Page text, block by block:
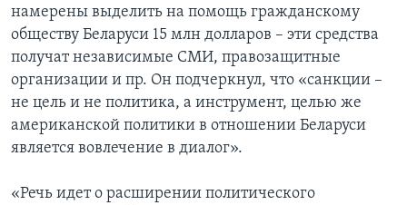
намерены выделить на помощь гражданскому
обществу Беларуси 15 млн долларов – эти средства
получат независимые СМИ, правозащитные
организации и пр. Он подчеркнул, что «санкции –
не цель и не политика, а инструмент, целью же
американской политики в отношении Беларуси
является вовлечение в диалог».
«Речь идет о расширении политического